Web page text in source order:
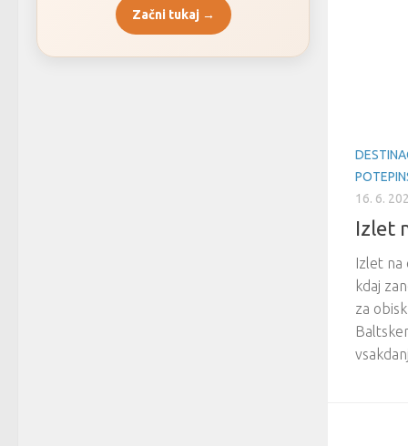
16. 6.
Izlet
Izlet na
kdaj
za
Začni tukaj →